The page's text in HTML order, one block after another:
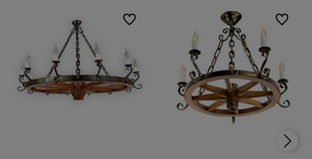
Do ulubionych Do